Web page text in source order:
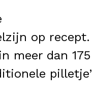
op recept.
meer dan 175
pilletje’